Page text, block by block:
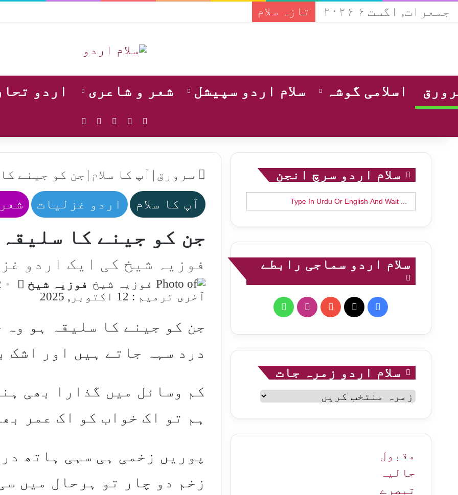
جمعرات, اگست ۶ ۲۰۲۶ تازہ سلام
اسلامی گوشہ سلام اردو سپیشل شعر و شاعری اردو
Facebook
YouTube
Instagram
سرورق | آپ کا سلام | جن کو جینے
آپ کا سلام اردو غزلیات
جن کو جینے کا سلیقہ
فوزیہ شیخ کی ایک اردو
فوزیہ شیخ
آخری ترمیم : 12 اکتوبر, 2025
جن کو جینے کا سلیقہ ہو وہ
درد سہہ جاتے ہیں اور اشک
کم وسائل میں گذارا بھی
ہم تو اک خواب کو اک عمر
پوریں زخمی ہی سہی ہاتھ
زخم دو چار تو ہرحال میں
سلام اردو سرچ انجن
Search
for:
سلام اردو سماجی رابطے
Facebook
YouTube
Instagram
WhatsApp
سلام اردو زمرہ جات
سلام
اردو
زمرہ
مقبول
حالیہ
تبصرے